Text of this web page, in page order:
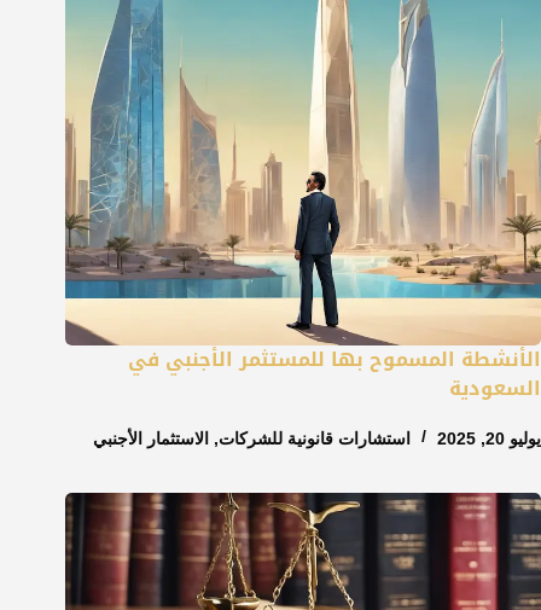
الأنشطة المسموح بها للمستثمر الأجنبي في
السعودية
يوليو 20, 2025 استشارات قانونية للشركات, الاستثمار الأجنبي